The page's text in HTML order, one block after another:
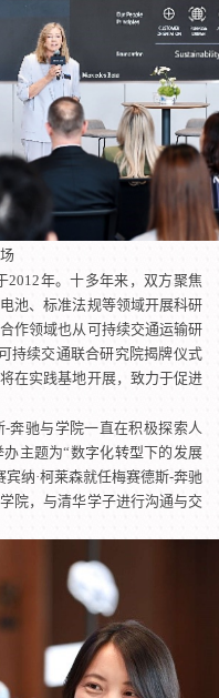
2012年。十多年来，双方聚焦
池、标准法规等领域开展科研
作领域也从可持续交通运输研
持续交通联合研究院揭牌仪式
在实践基地开展，致力于促进
奔驰与学院一直在积极探索人
主题为“数字化转型下的发展
宾纳·柯莱森就任梅赛德斯-奔驰
院，与清华学子进行沟通与交